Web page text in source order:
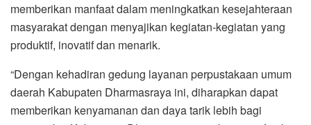
memberikan manfaat dalam meningkatkan kesejahteraan
masyarakat dengan menyajikan kegiatan-kegiatan yang
produktif, inovatif dan menarik.
“Dengan kehadiran gedung layanan perpustakaan umum
daerah Kabupaten Dharmasraya ini, diharapkan dapat
memberikan kenyamanan dan daya tarik lebih bagi